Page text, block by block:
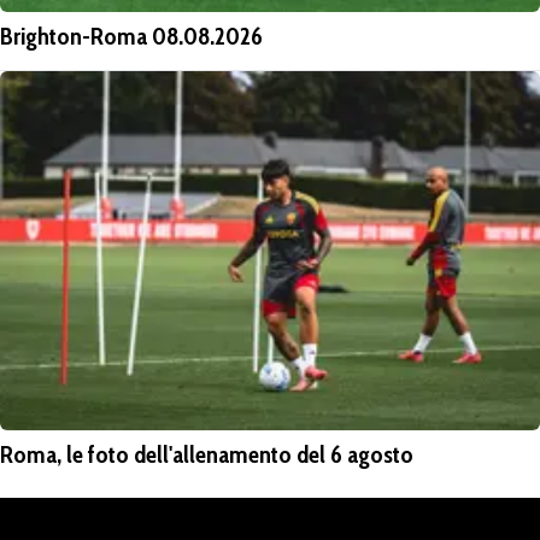
Brighton-Roma 08.08.2026
Roma, le foto dell'allenamento del 6 agosto